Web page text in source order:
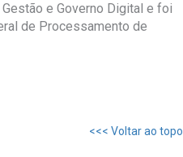
e Governo Digital e foi
de Processamento de
<<< Voltar ao topo